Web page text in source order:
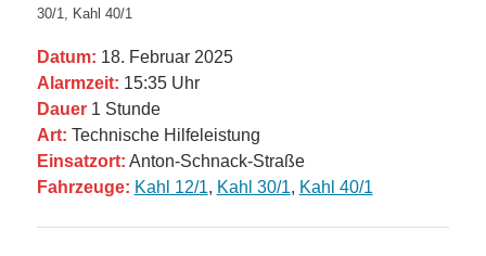
30/1, Kahl 40/1
Datum: 18. Februar 2025
Alarmzeit: 15:35 Uhr
Dauer1 Stunde
Art: Technische Hilfeleistung
Einsatzort: Anton-Schnack-Straße
Fahrzeuge: Kahl 12/1, Kahl 30/1, Kahl 40/1